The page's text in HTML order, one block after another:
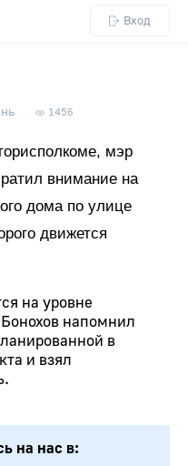
Вход
1456
мэр
внимание на
дома по улице
движется
на уровне
напомнил
в
и взял
на нас в: